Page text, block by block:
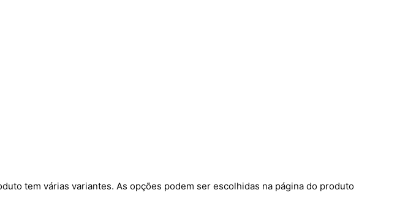
tem várias variantes. As opções podem ser escolhidas na página do produto